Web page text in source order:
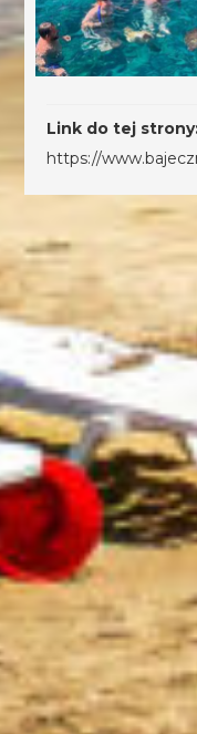
Link do tej
https://